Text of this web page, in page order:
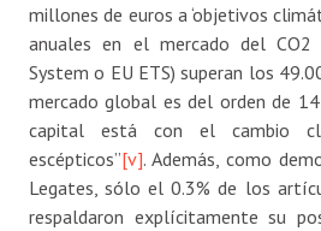
millones de euros a ‘objetivos
anuales en el mercado del CO2
System o EU ETS) superan los
mercado global es del orden de
capital está con el cambio
escépticos”[v]. Además, como
Legates, sólo el 0.3% de los
respaldaron explícitamente su